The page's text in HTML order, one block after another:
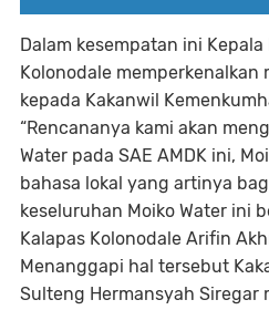
Dalam kesempatan ini Kepala
Kolonodale memperkenalkan
kepada Kakanwil
“Rencananya kami akan
Water pada SAE AMDK ini,
bahasa lokal yang artinya
keseluruhan Moiko Water ini
Kalapas Kolonodale Arifin
Menanggapi hal tersebut
Sulteng Hermansyah Siregar